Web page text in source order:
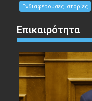
Ενδιαφέρουσες Ιστορίες
Επικαιρότητα